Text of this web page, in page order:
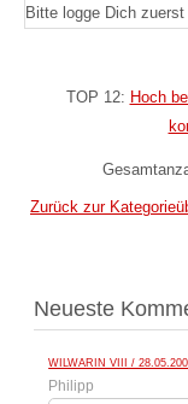
Bitte logge Dich zuerst
TOP 12: Hoch
Zurück zur
Neueste
WILWARIN VIII /
Philipp